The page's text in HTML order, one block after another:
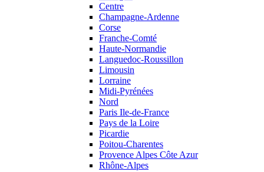
Centre
Champagne-Ardenne
Corse
Franche-Comté
Haute-Normandie
Languedoc-Roussillon
Limousin
Lorraine
Midi-Pyrénées
Nord
Paris Ile-de-France
Pays de la Loire
Picardie
Poitou-Charentes
Provence Alpes Côte Azur
Rhône-Alpes